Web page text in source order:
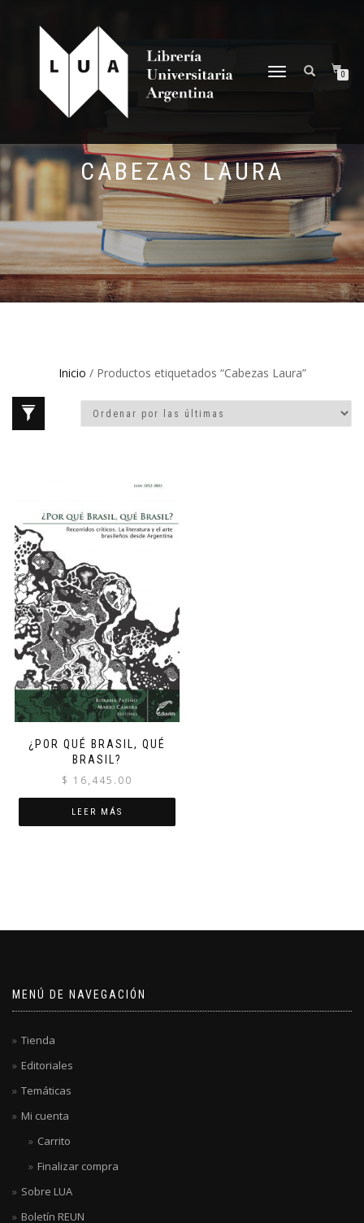
NAVEGACIÓN
0
CABEZAS LAURA
Inicio / Productos etiquetados “Cabezas Laura”
¿POR QUÉ BRASIL, QUÉ
BRASIL?
$ 16,445.00
LEER MÁS
MENÚ DE NAVEGACIÓN
Tienda
Editoriales
Temáticas
Mi cuenta
Carrito
Finalizar compra
Sobre LUA
Boletín REUN